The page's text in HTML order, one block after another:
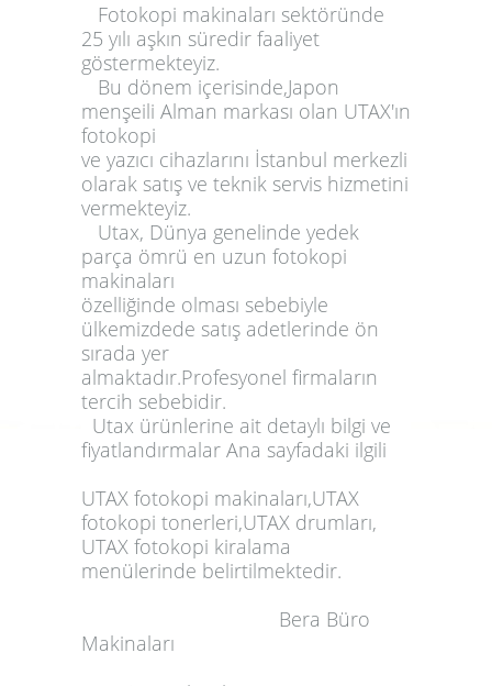
Fotokopi makinaları sektöründe
25 yılı aşkın süredir faaliyet
göstermekteyiz.
Bu dönem içerisinde,Japon
menşeili Alman markası olan UTAX'ın
fotokopi
ve yazıcı cihazlarını İstanbul merkezli
olarak satış ve teknik servis hizmetini
vermekteyiz.
Utax, Dünya genelinde yedek
parça ömrü en uzun fotokopi
makinaları
özelliğinde olması sebebiyle
ülkemizdede satış adetlerinde ön
sırada yer
almaktadır.Profesyonel firmaların
tercih sebebidir.
Utax ürünlerine ait detaylı bilgi ve
fiyatlandırmalar Ana sayfadaki ilgili
UTAX fotokopi makinaları,UTAX
fotokopi tonerleri,UTAX drumları,
UTAX fotokopi kiralama
menülerinde belirtilmektedir.
Bera Büro
Makinaları